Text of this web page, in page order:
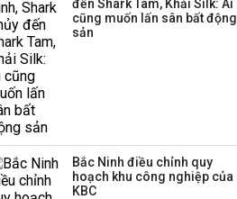
đến Shark Tam, Khải Silk: Ai
cũng muốn lấn sân bất động
sản
Bắc Ninh điều chỉnh quy
hoạch khu công nghiệp của
KBC